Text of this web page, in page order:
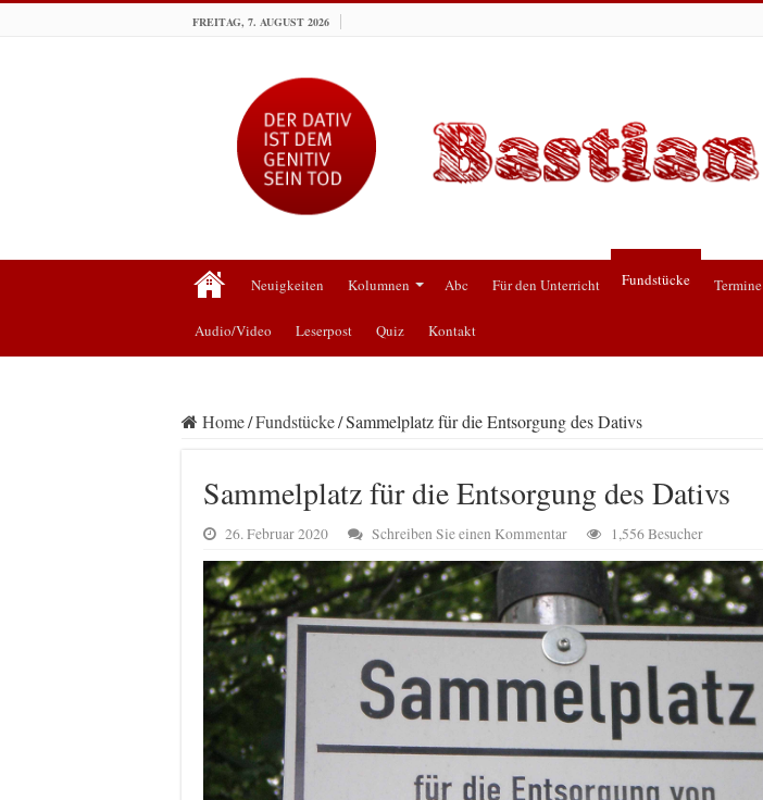
FREITAG, 7. AUGUST 2026
Neuigkeiten Kolumnen Abc Für den Unterricht Fundstücke Termine
Audio/Video Leserpost Quiz Kontakt
Home/Fundstücke/Sammelplatz für die Entsorgung des Dativs
Sammelplatz für die Entsorgung des Dativs
26. Februar 2020 Schreiben Sie einen Kommentar 1,556 Besucher